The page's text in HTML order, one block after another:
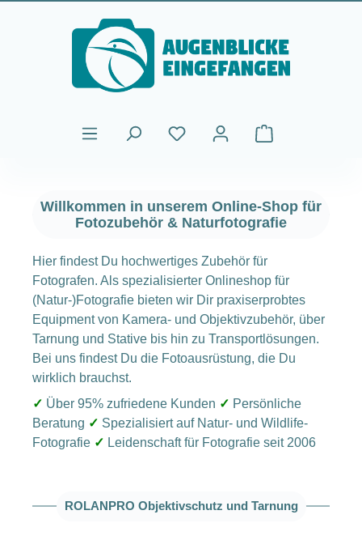
Zum Hauptinhalt springen
Warenkorb
Willkommen in unserem Online-Shop für
Fotozubehör & Naturfotografie
Hier findest Du hochwertiges Zubehör für
Fotografen. Als spezialisierter Onlineshop für
(Natur-)Fotografie bieten wir Dir praxiserprobtes
Equipment von Kamera- und Objektivzubehör, über
Tarnung und Stative bis hin zu Transportlösungen.
Bei uns findest Du die Fotoausrüstung, die Du
wirklich brauchst.
✓ Über 95% zufriedene Kunden ✓ Persönliche
Beratung ✓ Spezialisiert auf Natur- und Wildlife-
Fotografie ✓ Leidenschaft für Fotografie seit 2006
ROLANPRO Objektivschutz und Tarnung